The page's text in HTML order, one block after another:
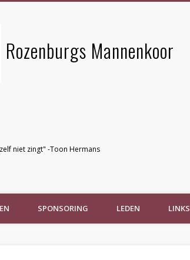
Rozenburgs Mannenkoor
niet zingt" -Toon Hermans
SPONSORING LEDEN LINKS